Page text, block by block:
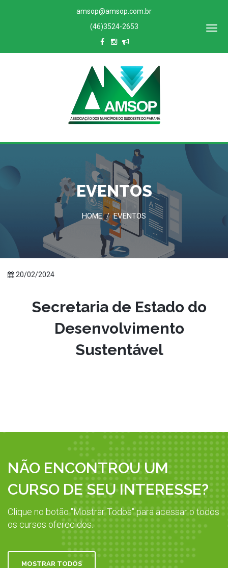
amsop@amsop.com.br
(46)3524-2653
EVENTOS
HOME / EVENTOS
20/02/2024
Secretaria de Estado do
Desenvolvimento
Sustentável
NÃO ENCONTROU UM
CURSO DE SEU INTERESSE?
Clique no botão "Mostrar Todos" para acessar o todos
os cursos oferecidos.
MOSTRAR TODOS